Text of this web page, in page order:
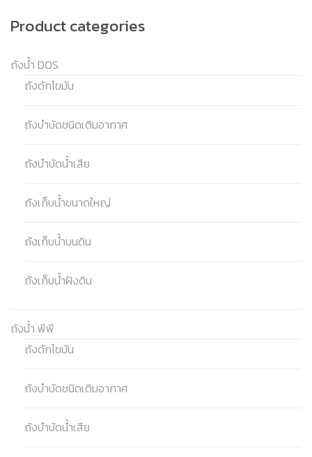
Product categories
ถังน้ำ DOS
ถังดักไขมัน
ถังบำบัดชนิดเติมอากาศ
ถังบำบัดน้ำเสีย
ถังเก็บน้ำขนาดใหญ่
ถังเก็บน้ำบนดิน
ถังเก็บน้ำฝังดิน
ถังน้ำ พีพี
ถังดักไขมัน
ถังบำบัดชนิดเติมอากาศ
ถังบำบัดน้ำเสีย